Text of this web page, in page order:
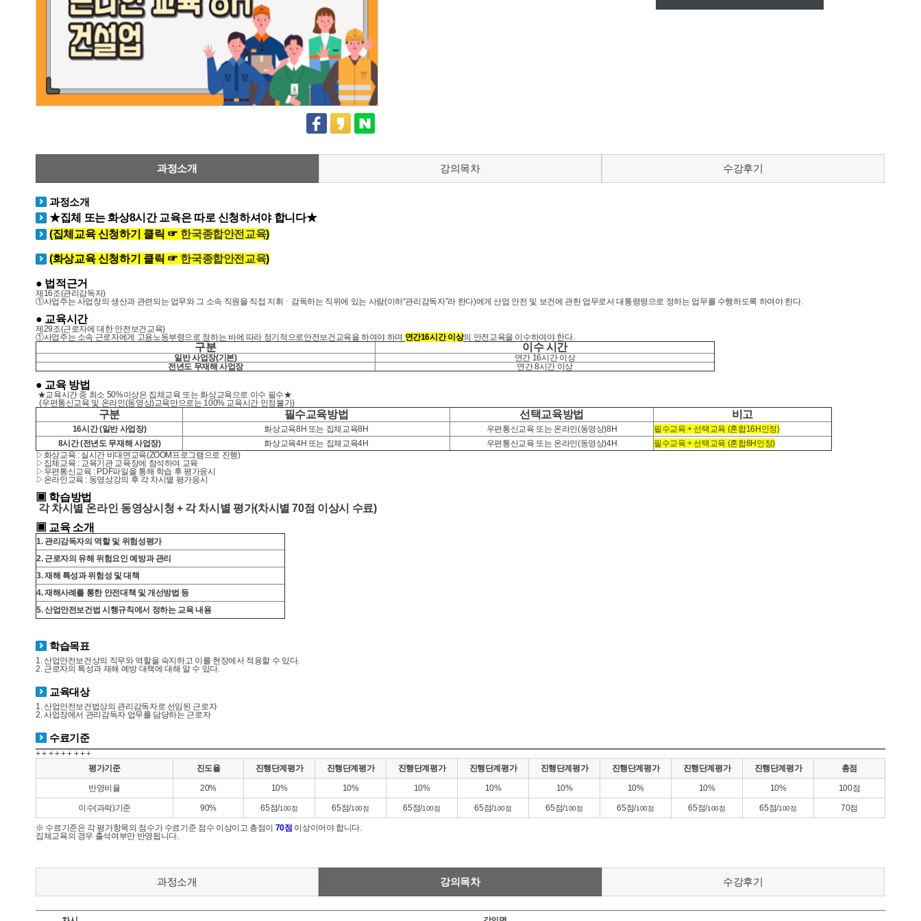
과정소개 강의목차 수강후기
과정소개
★집체 또는 화상8시간 교육은 따로 신청하셔야 합니다★
(집체교육 신청하기 클릭 ☞ 한국종합안전교육)
(화상교육 신청하기 클릭 ☞ 한국종합안전교육)
● 법적근거
제 16조(관리감독자)
①사업주는 사업장의 생산과 관련되는 업무와 그 소속 직원을 직접 지휘ㆍ감독하는 직위에 있는 사람(이하“관리감독자”라 한다)에게 산업 안전 및 보건에 관한 업무로서 대통령령으로 정하는 업무를 수행하도록 하여야 한다.
● 교육시간
제 29조(근로자에 대한 안전보건교육)
①사업주는 소속 근로자에게 고용노동부령으로 정하는 바에 따라 정기적으로안전보건교육을 하여야 하며 연간16시간 이상의 안전교육을 이수하여야 한다.
구분 이수 시간
일반 사업장(기본)
연간 16시간 이상
전년도 무재해 사업장
연간 8시간 이상
● 교육 방법
★교육시간 중 최소 50%이상은 집체교육 또는 화상교육으로 이수 필수★
(우편통신교육 및 온라인(동영상)교육만으로는 100% 교육시간 인정불가)
구분 필수교육방법 선택교육방법 비고
16시간 (일반 사업장) 화상교육8H 또는 집체교육8H 우편통신교육 또는 온라인(동영상)8H
필수교육 + 선택교육 (혼합16H인정)
8시간 (전년도 무재해 사업장)
화상교육4H 또는 집체교육4H 우편통신교육 또는 온라인(동영상)4H
필수교육 + 선택교육 (혼합8H인정)
▷화상교육 : 실시간 비대면교육(ZOOM프로그램으로 진행)
▷집체교육 : 교육기관 교육장에 참석하여 교육
▷우편통신교육 : PDF파일을 통해 학습 후 평가응시
▷온라인교육 : 동영상강의 후 각 차시별 평가응시
▣ 학습방법
각 차시별 온라인 동영상시청 + 각 차시별 평가(차시별 70점 이상시 수료)
▣ 교육 소개
1. 관리감독자의 역할 및 위험성평가
2. 근로자의 유해 위험요인 예방과 관리
3. 재해 특성과 위험성 및 대책
4. 재해사례를 통한 안전대책 및 개선방법 등
5. 산업안전보건법 시행규칙에서 정하는 교육 내용
학습목표
1. 산업안전보건상의 직무와 역할을 숙지하고 이를 현장에서 적용할 수 있다.
2. 근로자의 특성과 재해 예방 대책에 대해 알 수 있다.
교육대상
1. 산업안전보건법상의 관리감독자로 선임된 근로자
2. 사업장에서 관리감독자 업무를 담당하는 근로자
수료기준
+ + + + + + + + +
평가기준
진도율 진행단계평가 진행단계평가 진행단계평가 진행단계평가 진행단계평가 진행단계평가 진행단계평가 진행단계평가 총점
반영비율 20% 10% 10% 10% 10% 10% 10% 10% 10% 100점
이수(과락)기준 90% 65점/100점 65점/100점 65점/100점 65점/100점 65점/100점 65점/100점 65점/100점 65점/100점 70점
※ 수료기준은 각 평가항목의 점수가 수료기준 점수 이상이고 총점이 70점 이상이어야 합니다.
집체교육의 경우 출석여부만 반영됩니다.
과정소개 강의목차 수강후기